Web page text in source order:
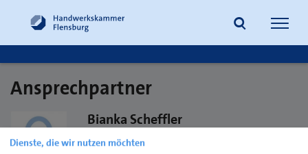
Suche
Ansprechpartner
Bianka Scheffler
Raumpflege
Dienste, die wir nutzen möchten